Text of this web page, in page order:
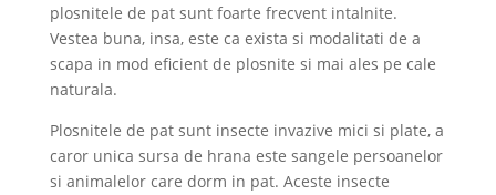
plosnitele de pat sunt foarte frecvent intalnite.
Vestea buna, insa, este ca exista si modalitati de a
scapa in mod eficient de plosnite si mai ales pe cale
naturala.
Plosnitele de pat sunt insecte invazive mici si plate, a
caror unica sursa de hrana este sangele persoanelor
si animalelor care dorm in pat. Aceste insecte